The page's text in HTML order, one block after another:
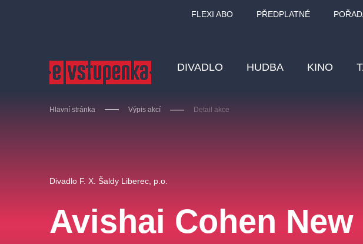
FLEXI ABO PŘEDPLATNÉ
DIVADLO HUDBA KINO
Hlavní stránka Výpis akcí Detail akce
Divadlo F. X. Šaldy Liberec, p.o.
Avishai Cohen New
divadlo premiéra klasickáhudba letníscéna